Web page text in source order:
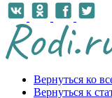
Вернуться ко
Вернуться к